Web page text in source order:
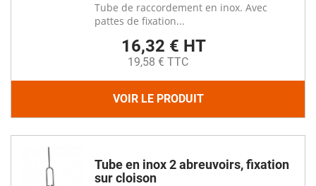
Tube de raccordement en inox. Avec
pattes de fixation...
16,32 € HT
19,58 € TTC
VOIR LE PRODUIT
Tube en inox 2 abreuvoirs, fixation
sur cloison